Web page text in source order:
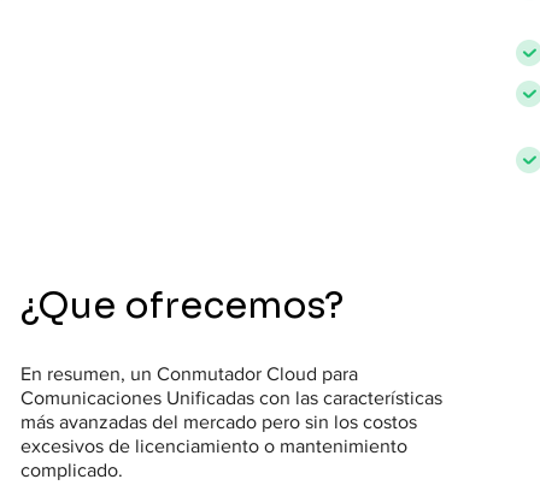
¿Que ofrecemos?
En resumen, un Conmutador Cloud para
Comunicaciones Unificadas con las características
más avanzadas del mercado pero sin los costos
excesivos de licenciamiento o mantenimiento
complicado.